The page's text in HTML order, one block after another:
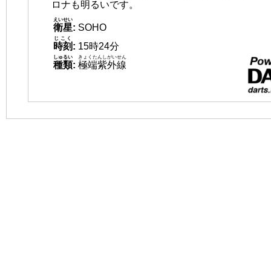
ロナも明るいです。
衛星
えいせい
: SOHO
時刻
じこく
: 15時24分
種類
しゅるい
: 極端紫外線
きょくたんしがいせん